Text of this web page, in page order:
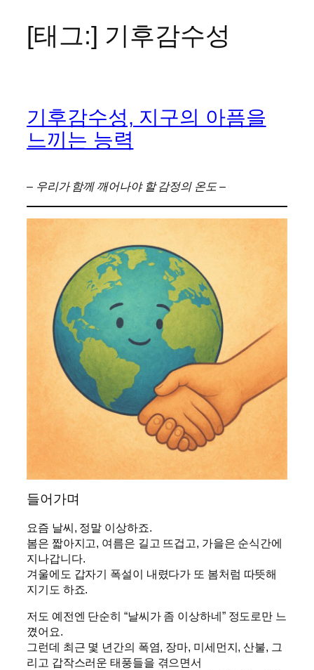
[태그:] 기후감수성
기후감수성, 지구의 아픔을
느끼는 능력
– 우리가 함께 깨어나야 할 감정의 온도 –
들어가며
요즘 날씨, 정말 이상하죠.
봄은 짧아지고, 여름은 길고 뜨겁고, 가을은 순식간에
지나갑니다.
겨울에도 갑자기 폭설이 내렸다가 또 봄처럼 따뜻해
지기도 하죠.
저도 예전엔 단순히 “날씨가 좀 이상하네” 정도로만 느
꼈어요.
그런데 최근 몇 년간의 폭염, 장마, 미세먼지, 산불, 그
리고 갑작스러운 태풍들을 겪으면서